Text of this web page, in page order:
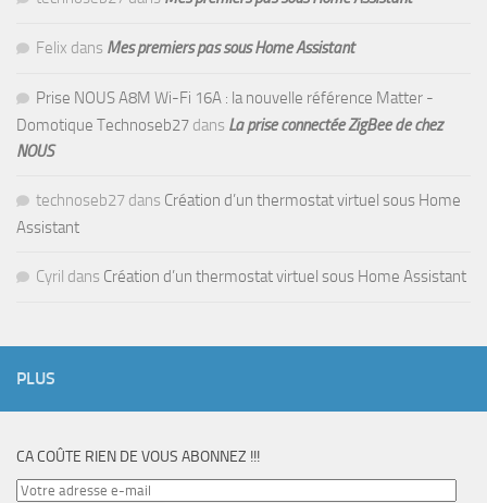
Felix dans Mes premiers pas sous Home Assistant
Prise NOUS A8M Wi-Fi 16A : la nouvelle référence Matter -
Domotique Technoseb27 dans La prise connectée ZigBee de chez
NOUS
technoseb27 dans Création d’un thermostat virtuel sous Home
Assistant
Cyril dans Création d’un thermostat virtuel sous Home Assistant
PLUS
CA COÛTE RIEN DE VOUS ABONNEZ !!!
Votre